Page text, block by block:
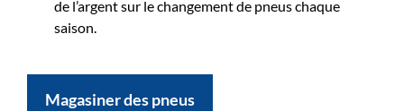
de l’argent sur le changement de pneus chaque
saison.
Magasiner des pneus